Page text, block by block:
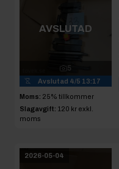
AVSLUTAD
5
Avslutad 4/5 13:17
Moms: 25% tillkommer
Slagavgift: 120 kr exkl.
moms
2026-05-04